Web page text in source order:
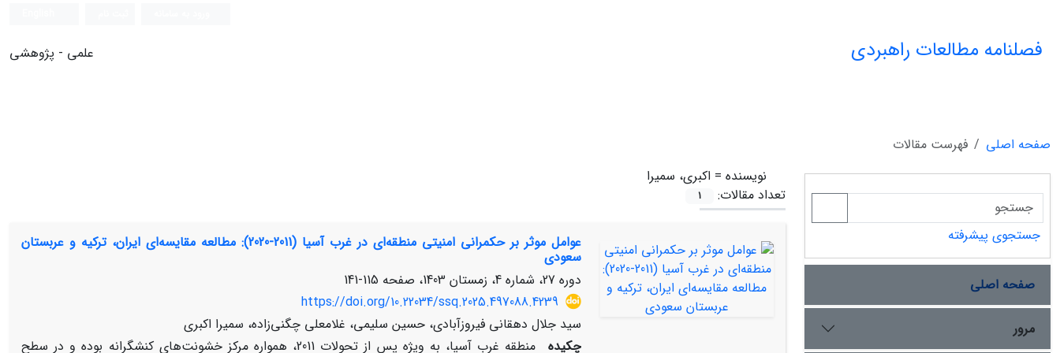
فصلنامه مطالعات راهبردی علمی - پژوهشی
صفحه اصلی
فهرست مقالات
نویسنده = اکبری، سمیرا
تعداد مقالات:
1
عوامل موثر بر حکمرانی امنیتی منطقه‌ای در غرب آسیا (2011-2020): مطالعه مقایسه‌ای ایران، ترکیه و عربستان
سعودی
دوره 27، شماره 4، زمستان 1403، صفحه
115-141
https://doi.org/10.22034/ssq.2025.497088.4239
سید جلال دهقانی فیروزآبادی، حسین سلیمی، غلامعلی چگنی‌زاده، سمیرا اکبری
چکیده
منطقه غرب آسیا، به ویژه پس از تحولات 2011، همواره مرکز خشونت‌های کنشگرانه بوده و در سطح
جستجوی پیشرفته
صفحه اصلی
مرور